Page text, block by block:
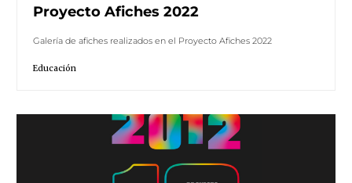
Proyecto Afiches 2022
Galería de afiches realizados en el Proyecto Afiches 2022
Educación